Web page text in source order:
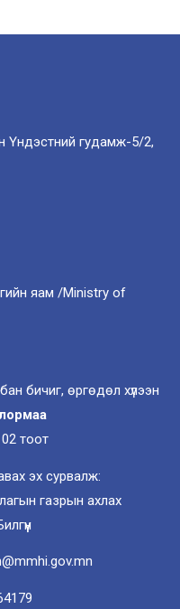
Үндэстний гудамж-5/2,
яам /Ministry of
бичиг, өргөдөл хүлээн
тоот
эх сурвалж:
газрын ахлах